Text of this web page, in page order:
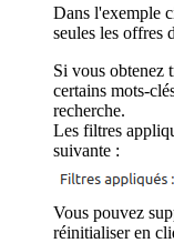
Dans l'exemple
seules les offres
Si vous obtenez
certains mots-
recherche.
Les filtres
suivante :
Vous pouvez
réinitialiser en